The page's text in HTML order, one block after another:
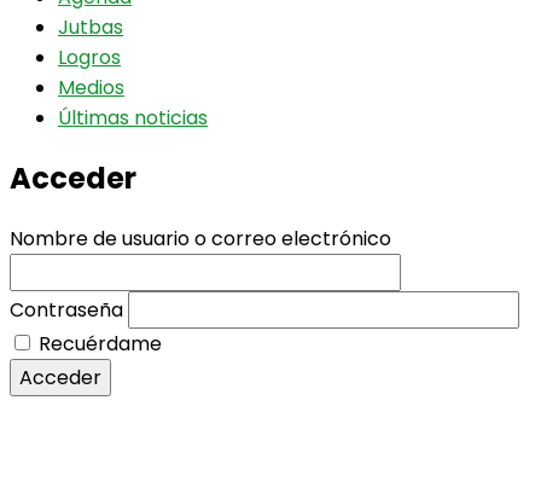
Jutbas
Logros
Medios
Últimas noticias
Acceder
Nombre de usuario o correo electrónico
Contraseña
Recuérdame
Acceder